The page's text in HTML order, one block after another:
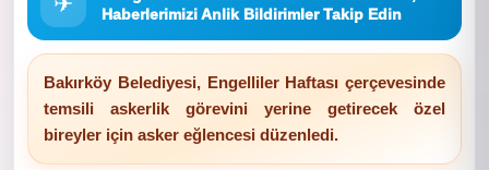
Haberlerimizi Anlik Bildirimler Takip Edin
Bakırköy Belediyesi, Engelliler Haftası çerçevesinde
temsili askerlik görevini yerine getirecek özel
bireyler için asker eğlencesi düzenledi.